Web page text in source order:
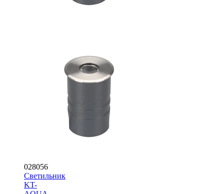
028056
Светильник
KT-